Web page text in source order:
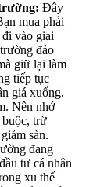
Đây
mua phải
vào giai
đảo
giữ lại làm
tiếp tục
giá xuống.
Nên nhớ
buộc, trừ
sàn.
đang
tư cá nhân
xu thế